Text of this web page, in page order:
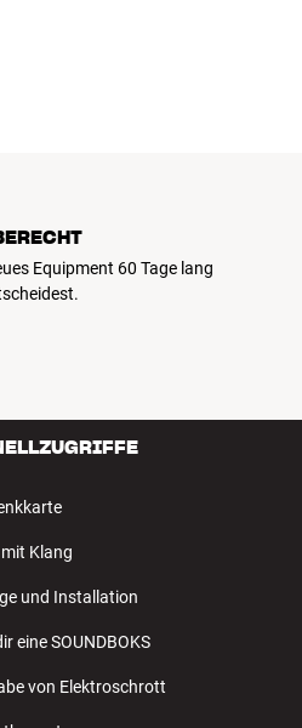
Equipment 60 Tage lang
Klang
und Installation
eine SOUNDBOKS
von Elektroschrott